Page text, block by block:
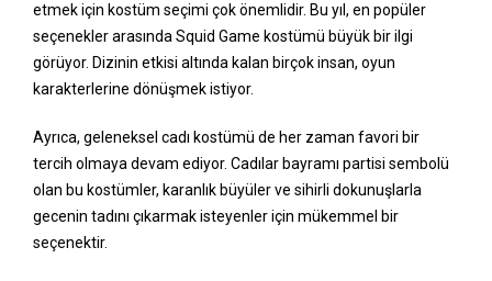
etmek için kostüm seçimi çok önemlidir. Bu yıl, en popüler
seçenekler arasında Squid Game kostümü büyük bir ilgi
görüyor. Dizinin etkisi altında kalan birçok insan, oyun
karakterlerine dönüşmek istiyor.
Ayrıca, geleneksel cadı kostümü de her zaman favori bir
tercih olmaya devam ediyor. Cadılar bayramı partisi sembolü
olan bu kostümler, karanlık büyüler ve sihirli dokunuşlarla
gecenin tadını çıkarmak isteyenler için mükemmel bir
seçenektir.